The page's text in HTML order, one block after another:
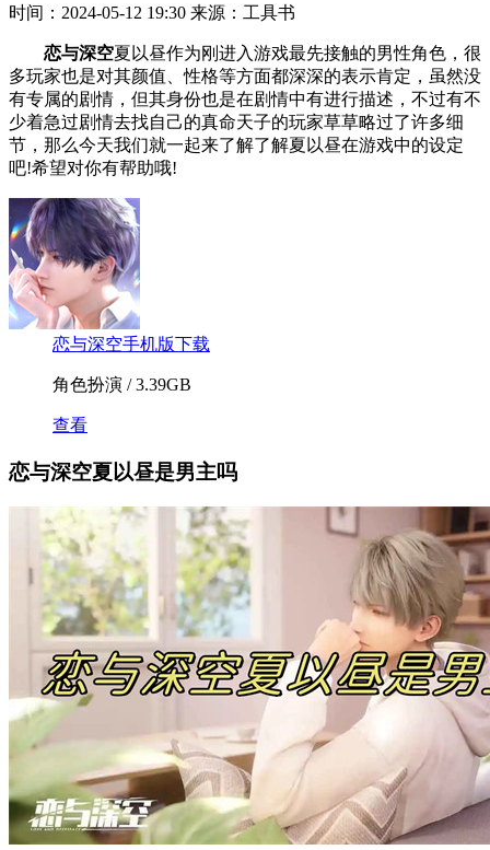
时间：2024-05-12 19:30 来源：工具书
恋与深空夏以昼作为刚进入游戏最先接触的男性角色，很
多玩家也是对其颜值、性格等方面都深深的表示肯定，虽然没
有专属的剧情，但其身份也是在剧情中有进行描述，不过有不
少着急过剧情去找自己的真命天子的玩家草草略过了许多细
节，那么今天我们就一起来了解了解夏以昼在游戏中的设定
吧!希望对你有帮助哦!
恋与深空手机版下载
角色扮演 / 3.39GB
查看
恋与深空夏以昼是男主吗